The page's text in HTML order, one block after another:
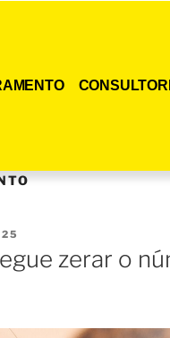
zerar o